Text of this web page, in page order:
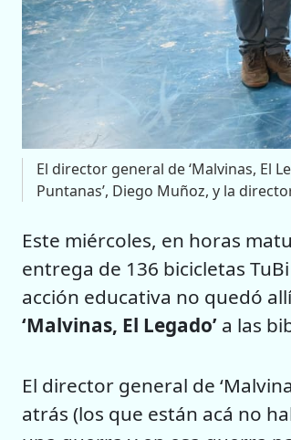
El director general de ‘Malvinas, El
Puntanas’, Diego Muñoz, y la
Este miércoles, en horas
entrega de 136 bicicletas
acción educativa no quedó
‘Malvinas, El Legado’ a las
El director general de
atrás (los que están acá no